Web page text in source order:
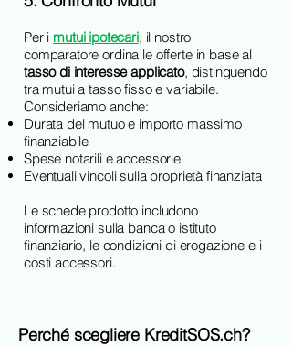
Per i mutui ipotecari, il nostro
comparatore ordina le offerte in base al
tasso di interesse applicato, distinguendo
tra mutui a tasso fisso e variabile.
Consideriamo anche:
Durata del mutuo e importo massimo
finanziabile
Spese notarili e accessorie
Eventuali vincoli sulla proprietà finanziata
Le schede prodotto includono
informazioni sulla banca o istituto
finanziario, le condizioni di erogazione e i
costi accessori.
Perché scegliere KreditSOS.ch?